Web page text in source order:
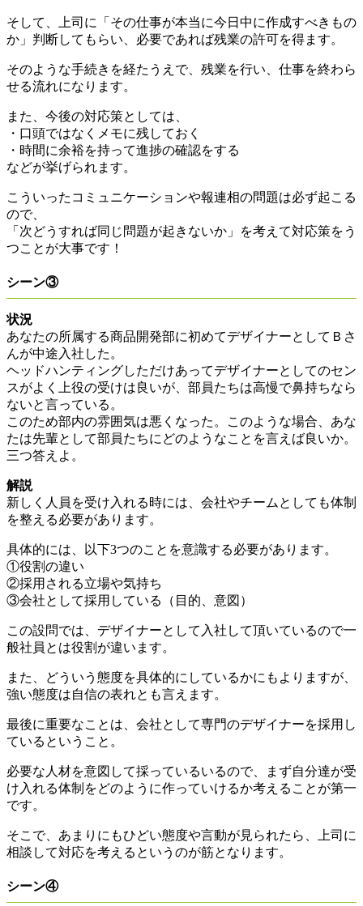
そして、上司に「その仕事が本当に今日中に作成すべきもの
か」判断してもらい、必要であれば残業の許可を得ます。
そのような手続きを経たうえで、残業を行い、仕事を終わら
せる流れになります。
また、今後の対応策としては、
・口頭ではなくメモに残しておく
・時間に余裕を持って進捗の確認をする
などが挙げられます。
こういったコミュニケーションや報連相の問題は必ず起こる
ので、
「次どうすれば同じ問題が起きないか」を考えて対応策をう
つことが大事です！
シーン③
状況
あなたの所属する商品開発部に初めてデザイナーとしてＢさ
んが中途入社した。
ヘッドハンティングしただけあってデザイナーとしてのセン
スがよく上役の受けは良いが、部員たちは高慢で鼻持ちなら
ないと言っている。
このため部内の雰囲気は悪くなった。このような場合、あな
たは先輩として部員たちにどのようなことを言えば良いか。
三つ答えよ。
解説
新しく人員を受け入れる時には、会社やチームとしても体制
を整える必要があります。
具体的には、以下3つのことを意識する必要があります。
①役割の違い
②採用される立場や気持ち
③会社として採用している（目的、意図）
この設問では、デザイナーとして入社して頂いているので一
般社員とは役割が違います。
また、どういう態度を具体的にしているかにもよりますが、
強い態度は自信の表れとも言えます。
最後に重要なことは、会社として専門のデザイナーを採用し
ているということ。
必要な人材を意図して採っているいるので、まず自分達が受
け入れる体制をどのように作っていけるか考えることが第一
です。
そこで、あまりにもひどい態度や言動が見られたら、上司に
相談して対応を考えるというのが筋となります。
シーン④